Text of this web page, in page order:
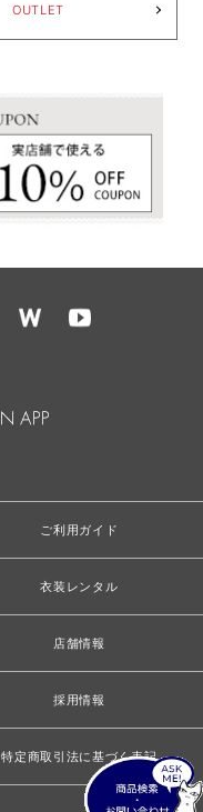
OUTLET
ご利用ガイド
衣装レンタル
店舗情報
採用情報
特定商取引法に基づく表記